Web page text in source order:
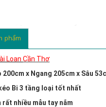
phẩm
Loan Cần Thơ
200cm x Ngang 205cm x Sâu
Bi 3 tầng loại tốt nhất
rất nhiều mẫu tay nắm